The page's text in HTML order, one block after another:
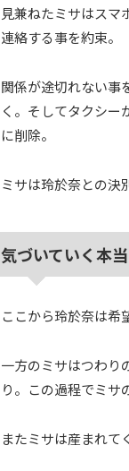
見兼ねたミサはスマ
連絡する事を約束。
関係が途切れない事
く。そしてタクシー
に削除。
ミサは玲於奈との決
気づいていく本
ここから玲於奈は希
一方のミサはつわり
り。この過程でミサ
またミサは産まれて